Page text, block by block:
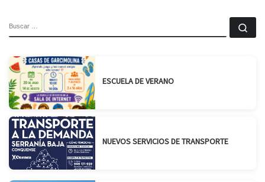
ESCUELA DE VERANO
NUEVOS SERVICIOS DE TRANSPORTE